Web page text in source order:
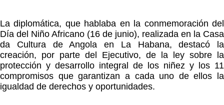
La diplomática, que hablaba en la conmemoración del
Día del Niño Africano (16 de junio), realizada en la Casa
da Cultura de Angola en La Habana, destacó la
creación, por parte del Ejecutivo, de la ley sobre la
protección y desarrollo integral de los niñez y los 11
compromisos que garantizan a cada uno de ellos la
igualdad de derechos y oportunidades.